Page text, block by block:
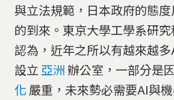
與立法規範，日本政府的態
的到來。東京大學工學系研
認為，近年之所以有越來越
設立 亞洲辦公室，一部分是
化 嚴重，未來勢必需要AI與